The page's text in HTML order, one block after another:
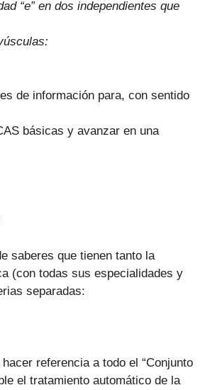
“e” en dos independientes que
de información para, con sentido
básicas y avanzar en una
saberes que tienen tanto la
(con todas sus especialidades y
separadas:
referencia a todo el “Conjunto
el tratamiento automático de la